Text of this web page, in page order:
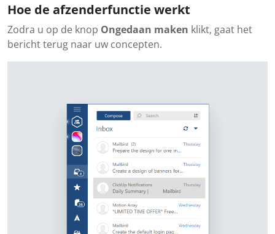
Hoe de afzenderfunctie werkt
Zodra u op de knop Ongedaan maken klikt, gaat het
bericht terug naar uw concepten.